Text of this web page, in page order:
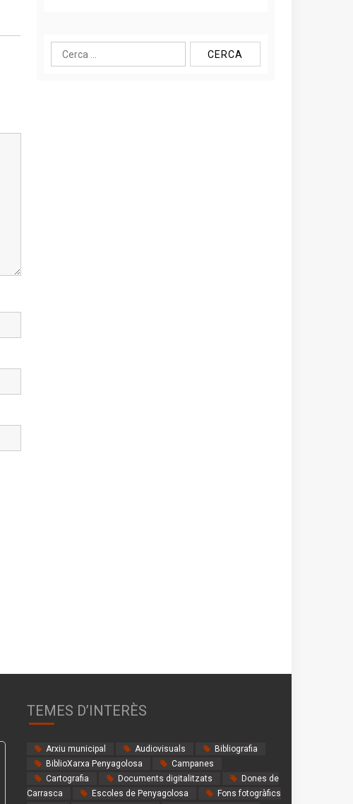
Cerca:
TEMES D’INTERÈS
Arxiu municipal Audiovisuals
Bibliografia
BiblioXarxa Penyagolosa
Campanes
Cartografia
Documents digitalitzats
Dones de
Carrasca
Escoles de Penyagolosa
Fons fotogràfics